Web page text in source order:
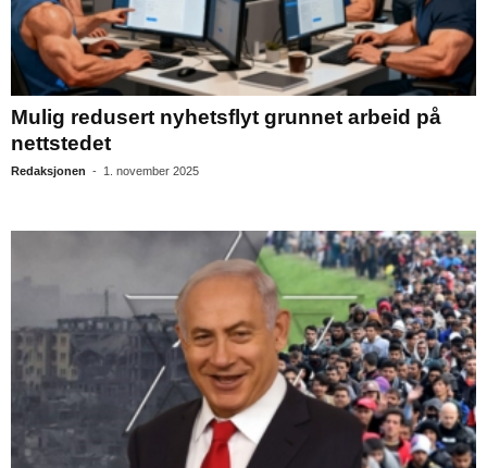
Mulig redusert nyhetsflyt grunnet arbeid på
nettstedet
Redaksjonen - 1. november 2025